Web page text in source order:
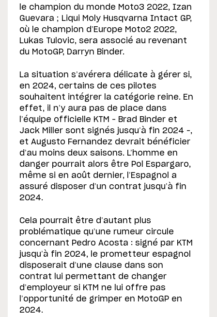
le champion du monde Moto3 2022, Izan
Guevara ; Liqui Moly Husqvarna Intact GP,
où le champion d’Europe Moto2 2022,
Lukas Tulovic, sera associé au revenant
du MotoGP, Darryn Binder.
La situation s’avérera délicate à gérer si,
en 2024, certains de ces pilotes
souhaitent intégrer la catégorie reine. En
effet, il n’y aura pas de place dans
l’équipe officielle KTM – Brad Binder et
Jack Miller sont signés jusqu’à fin 2024 –,
et Augusto Fernandez devrait bénéficier
d’au moins deux saisons. L’homme en
danger pourrait alors être Pol Espargaro,
même si en août dernier, l’Espagnol a
assuré disposer d’un contrat jusqu’à fin
2024.
Cela pourrait être d’autant plus
problématique qu’une rumeur circule
concernant Pedro Acosta : signé par KTM
jusqu’à fin 2024, le prometteur espagnol
disposerait d’une clause dans son
contrat lui permettant de changer
d’employeur si KTM ne lui offre pas
l’opportunité de grimper en MotoGP en
2024.